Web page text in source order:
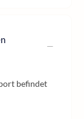
befindet